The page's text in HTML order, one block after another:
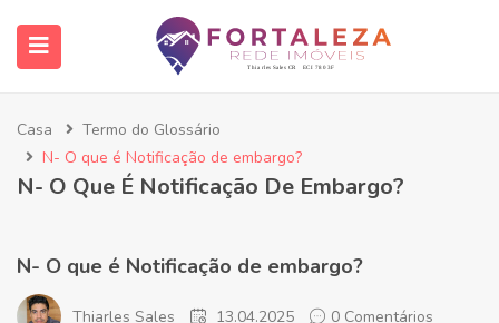
Casa
Termo do Glossário
N- O que é Notificação de embargo?
N- O Que É Notificação De Embargo?
N- O que é Notificação de embargo?
Thiarles Sales 13.04.2025 0 Comentários